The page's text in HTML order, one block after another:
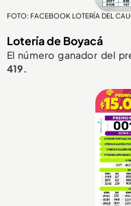
FOTO: FACEBOOK LOTERÍA DEL
Lotería de Boyacá
El número ganador del
419.